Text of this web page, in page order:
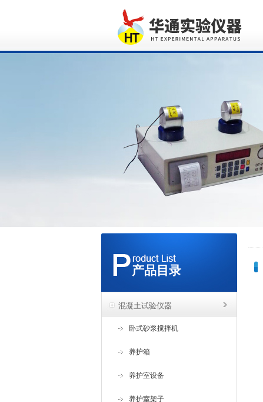
产品目录
混凝土试验仪器
卧式砂浆搅拌机
养护箱
养护室设备
养护室架子